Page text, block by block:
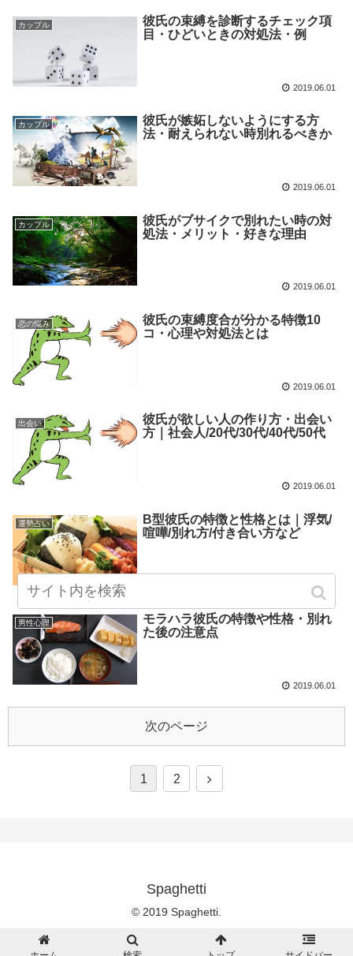
カップル
彼氏の束縛を診断するチェック項
目・ひどいときの対処法・例
2019.06.01
カップル
彼氏が嫉妬しないようにする方
法・耐えられない時別れるべきか
2019.06.01
カップル
彼氏がブサイクで別れたい時の対
処法・メリット・好きな理由
2019.06.01
恋の悩み
彼氏の束縛度合が分かる特徴10
コ・心理や対処法とは
2019.06.01
出会い
彼氏が欲しい人の作り方・出会い
方｜社会人/20代/30代/40代/50代
2019.06.01
運勢占い
B型彼氏の特徴と性格とは｜浮気/
喧嘩/別れ方/付き合い方など
2019.06.01
男性心理
モラハラ彼氏の特徴や性格・別れ
た後の注意点
2019.06.01
次のページ
1 2
Spaghetti
© 2019 Spaghetti.